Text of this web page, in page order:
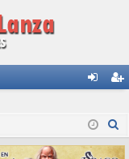
nti
fic
ist
ra